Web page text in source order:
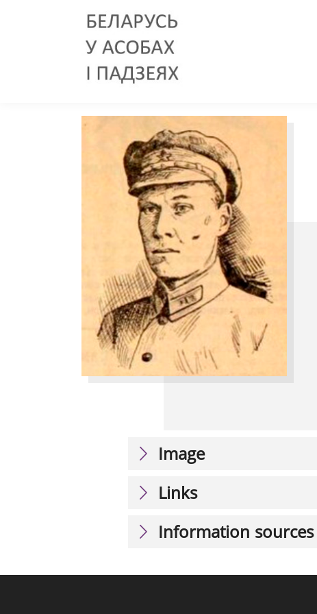
Image
Links
Information sources